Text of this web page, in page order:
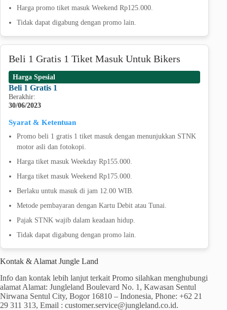
Harga promo tiket masuk Weekend Rp125.000.
Tidak dapat digabung dengan promo lain.
Beli 1 Gratis 1 Tiket Masuk Untuk Bikers
Harga Spesial
Beli 1 Gratis 1
Berakhir:
30/06/2023
Syarat & Ketentuan
Promo beli 1 gratis 1 tiket masuk dengan menunjukkan STNK
motor asli dan fotokopi.
Harga tiket masuk Weekday Rp155.000.
Harga tiket masuk Weekend Rp175.000.
Berlaku untuk masuk di jam 12.00 WIB.
Metode pembayaran dengan Kartu Debit atau Tunai.
Pajak STNK wajib dalam keadaan hidup.
Tidak dapat digabung dengan promo lain.
Kontak & Alamat Jungle Land
Info dan kontak lebih lanjut terkait Promo silahkan menghubungi
alamat Alamat: Jungleland Boulevard No. 1, Kawasan Sentul
Nirwana Sentul City, Bogor 16810 – Indonesia, Phone: +62 21
29 311 313, Email : customer.service@jungleland.co.id.